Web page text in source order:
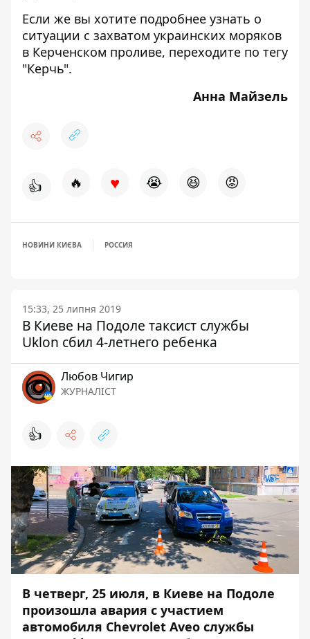
Если же вы хотите подробнее узнать о
ситуации с захватом украинских моряков
в Керченском проливе, переходите по тегу
"Керчь".
Анна Майзель
👍 🔥 ♥ 😭 😆 😡
НОВИНИ КИЄВА РОССИЯ
15:33, 25 липня 2019
В Киеве на Подоле таксист службы
Uklon сбил 4-летнего ребенка
Любов Чигир
ЖУРНАЛІСТ
👍
В четверг, 25 июля, в Киеве на Подоле
произошла авария с участием
автомобиля Chevrolet Aveo службы